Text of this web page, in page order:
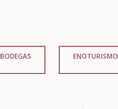
BODEGAS ENOTURISMO